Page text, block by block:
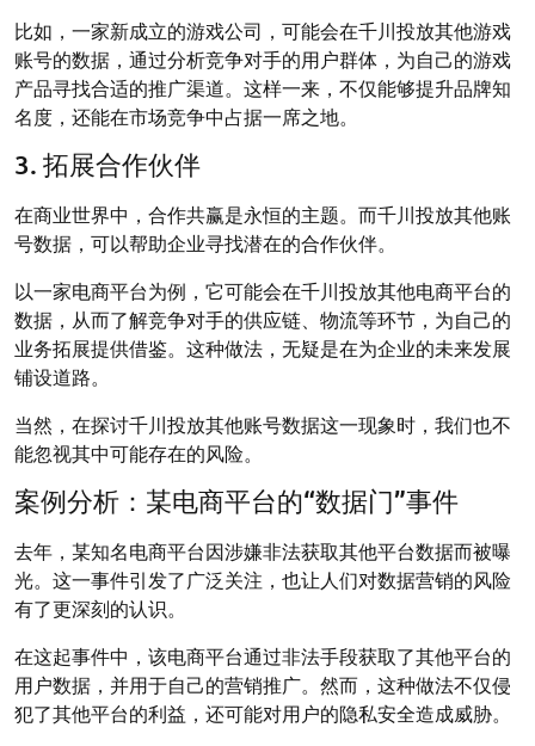
比如，一家新成立的游戏公司，可能会在千川投放其他游戏
账号的数据，通过分析竞争对手的用户群体，为自己的游戏
产品寻找合适的推广渠道。这样一来，不仅能够提升品牌知
名度，还能在市场竞争中占据一席之地。
3. 拓展合作伙伴
在商业世界中，合作共赢是永恒的主题。而千川投放其他账
号数据，可以帮助企业寻找潜在的合作伙伴。
以一家电商平台为例，它可能会在千川投放其他电商平台的
数据，从而了解竞争对手的供应链、物流等环节，为自己的
业务拓展提供借鉴。这种做法，无疑是在为企业的未来发展
铺设道路。
当然，在探讨千川投放其他账号数据这一现象时，我们也不
能忽视其中可能存在的风险。
案例分析：某电商平台的“数据门”事件
去年，某知名电商平台因涉嫌非法获取其他平台数据而被曝
光。这一事件引发了广泛关注，也让人们对数据营销的风险
有了更深刻的认识。
在这起事件中，该电商平台通过非法手段获取了其他平台的
用户数据，并用于自己的营销推广。然而，这种做法不仅侵
犯了其他平台的利益，还可能对用户的隐私安全造成威胁。